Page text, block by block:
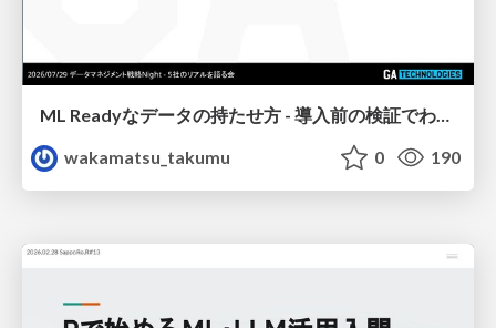
ML Readyなデータの持たせ方 - 導入前の検証でわかったこと-
wakamatsu_takumu
0 190